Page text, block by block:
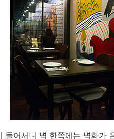
들어서니 벽 한쪽에는 벽화가